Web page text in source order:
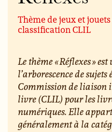
Thème de jeux et
classification CLIL
Le thème « Réflexes »
l’arborescence de
Commission de liaison
livre (CLIL) pour les
numériques. Elle
généralement à la